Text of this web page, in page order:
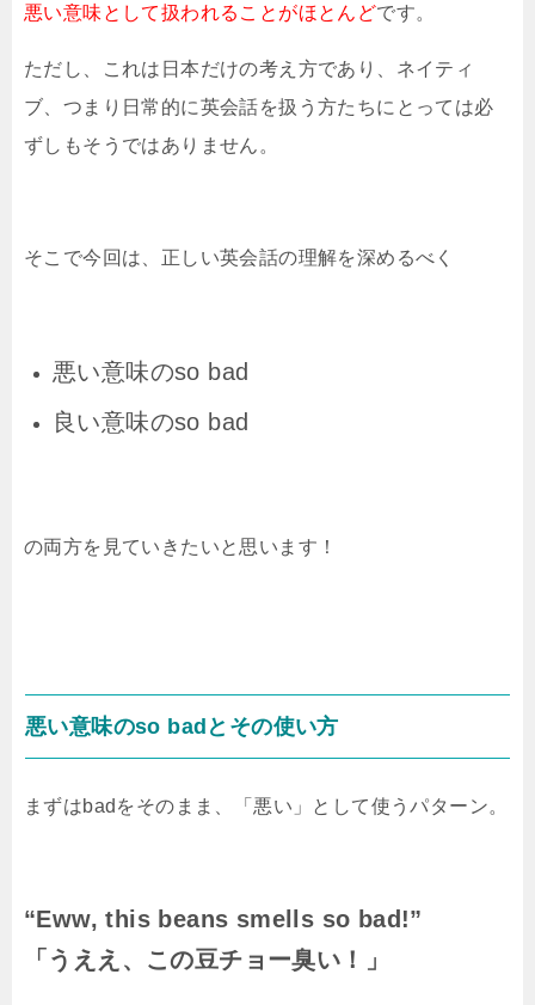
悪い意味として扱われることがほとんどです。
ただし、これは日本だけの考え方であり、ネイティ
ブ、つまり日常的に英会話を扱う方たちにとっては必
ずしもそうではありません。
そこで今回は、正しい英会話の理解を深めるべく
悪い意味のso bad
良い意味のso bad
の両方を見ていきたいと思います！
悪い意味のso badとその使い方
まずはbad をそのまま、「悪い」として使うパターン。
“Eww, this beans smells so bad!”
「うええ、この豆チョー臭い！」